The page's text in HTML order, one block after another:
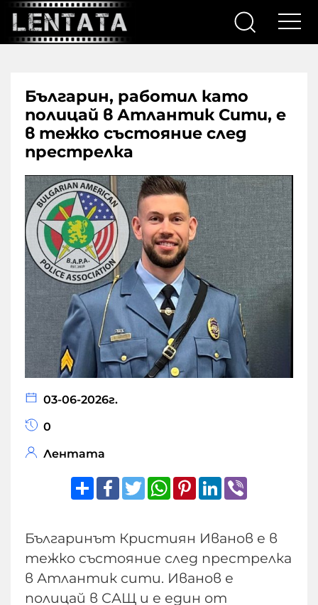
Българин, работил като
полицай в Атлантик Сити, е
в тежко състояние след
престрелка
03-06-2026г.
0
Лентата
ShareFacebook
TwitterWhatsApp
Pinterest
LinkedIn
Българинът Кристиян Иванов е в
тежко състояние след престрелка
в Атлантик сити. Иванов е
полицай в САЩ и е един от